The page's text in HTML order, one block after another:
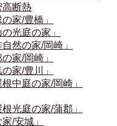
高断熱
の家/豊橋」
の光庭の家」
自然の家/岡崎」
の家/岡崎」
の家/豊川」
根中庭の家/岡崎」
根光庭の家/蒲郡」
家/安城」